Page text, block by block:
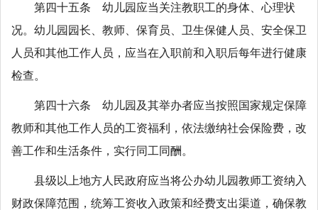
第四十五条 幼儿园应当关注教职工的身体、心理状
况。幼儿园园长、教师、保育员、卫生保健人员、安全保卫
人员和其他工作人员，应当在入职前和入职后每年进行健康
检查。
第四十六条 幼儿园及其举办者应当按照国家规定保障
教师和其他工作人员的工资福利，依法缴纳社会保险费，改
善工作和生活条件，实行同工同酬。
县级以上地方人民政府应当将公办幼儿园教师工资纳入
财政保障范围，统筹工资收入政策和经费支出渠道，确保教